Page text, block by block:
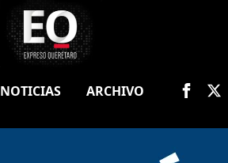
NOTICIAS ARCHIVO